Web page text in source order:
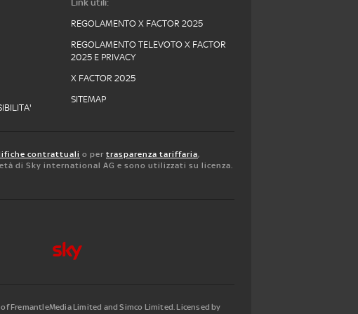
Link utili:
REGOLAMENTO X FACTOR 2025
REGOLAMENTO TELEVOTO X FACTOR
2025 E PRIVACY
X FACTOR 2025
SITEMAP
contrattuali o per trasparenza tariffaria,
di Sky international AG e sono utilizzati su licenza.
FremantleMedia Limited and Simco Limited. Licensed by